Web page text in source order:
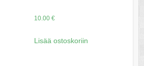
10.00 €
Lisää ostoskoriin